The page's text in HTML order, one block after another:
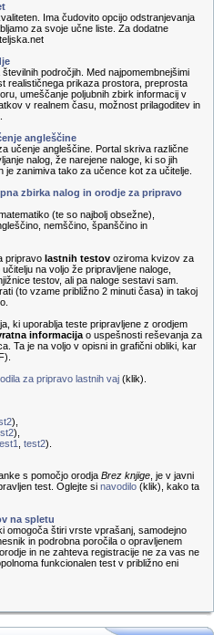
Ima čudovito opcijo odstranjevanja
za svoje učne liste. Za dodatne
področjih. Med najpomembnejšimi
realističnega prikaza prostora, preprosta
umeščanje poljubnih zbirk informacij v
v realnem času, možnost prilagoditev in
angleščine
učenje angleščine. Portal skriva različne
nalog, že narejene naloge, ki so jih
je zanimiva tako za učence kot za učitelje.
zbirka nalog in orodje za pripravo
(te so najbolj obsežne),
nemščino, španščino in
pripravo lastnih testov oziroma kvizov za
učitelju na voljo že pripravljene naloge,
testov, ali pa naloge sestavi sam.
(to vzame približno 2 minuti časa) in takoj
ki uporablja teste pripravljene z orodjem
informacija o uspešnosti reševanja za
Ta je na voljo v opisni in grafični obliki, kar
za pripravo lastnih vaj (klik).
),
),
test2).
s pomočjo orodja Brez knjige , je v javni
test. Oglejte si navodilo (klik), kako ta
na spletu
omogoča štiri vrste vprašanj, samodejno
in podrobna poročila o opravljenem
in ne zahteva registracije ne za vas ne
funkcionalen test v približno eni